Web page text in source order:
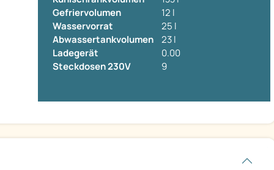
Gefriervolumen
12 l
Wasservorrat
25 l
Abwassertankvolumen
23 l
Ladegerät
0.00
Steckdosen 230V
9